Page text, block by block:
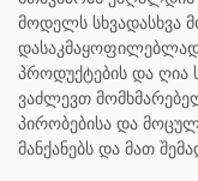
მოდელს სხვადასხვა
პროდუქტების და ღია
ვაძლევთ
პირობებისა და
მანქანებს და მათ